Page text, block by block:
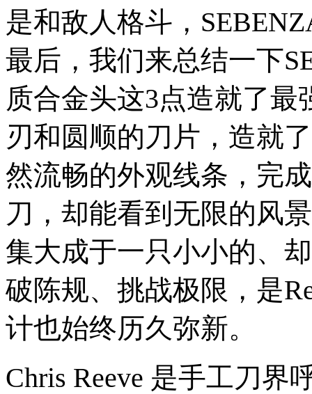
是和敌人格斗，
最后，我们来总结一下
质合金头这3点造就了最
刃和圆顺的刀片，造就
然流畅的外观线条，完
刀，却能看到无限的风
集大成于一只小小的、
破陈规、挑战极限，是
计也始终历久弥新。
Chris Reeve 是手工刀界